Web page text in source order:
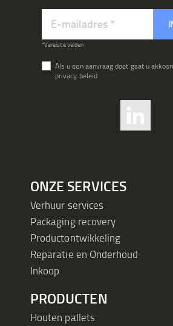
op
onze
nieuwsbrief
*Vereiste velden
Als u een aanvraag doet gaat u
privacy beleid
ONZE SERVICES
Verhuur services
Packaging recovery
Productontwikkeling
Reparatie en Onderhoud
Inkoop
PRODUCTEN
Houten pallets